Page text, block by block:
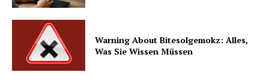
Warning About Bitesolgemokz: Alles,
Was Sie Wissen Müssen